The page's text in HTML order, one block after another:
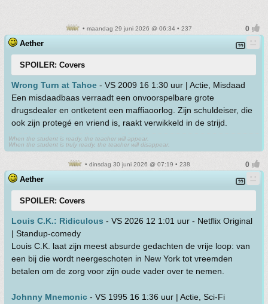
• maandag 29 juni 2026 @ 06:34 • 237
Aether
SPOILER: Covers
Wrong Turn at Tahoe - VS 2009 16 1:30 uur | Actie, Misdaad
Een misdaadbaas verraadt een onvoorspelbare grote
drugsdealer en ontketent een maffiaoorlog. Zijn schuldeiser, die
ook zijn protegé en vriend is, raakt verwikkeld in de strijd.
When the student is ready, the teacher will appear.
When the student is truly ready, the teacher will disappear.
• dinsdag 30 juni 2026 @ 07:19 • 238
Aether
SPOILER: Covers
Louis C.K.: Ridiculous - VS 2026 12 1:01 uur - Netflix Original
| Standup-comedy
Louis C.K. laat zijn meest absurde gedachten de vrije loop: van
een bij die wordt neergeschoten in New York tot vreemden
betalen om de zorg voor zijn oude vader over te nemen.
Johnny Mnemonic - VS 1995 16 1:36 uur | Actie, Sci-Fi